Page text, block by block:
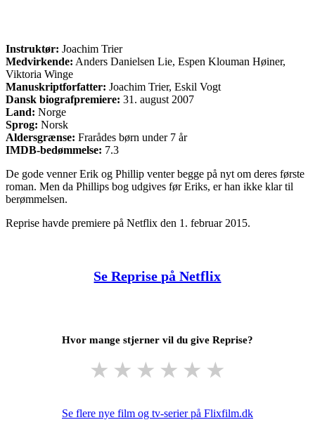
Instruktør: Joachim Trier
Medvirkende: Anders Danielsen Lie, Espen Klouman Høiner,
Viktoria Winge
Manuskriptforfatter: Joachim Trier, Eskil Vogt
Dansk biografpremiere: 31. august 2007
Land: Norge
Sprog: Norsk
Aldersgrænse: Frarådes børn under 7 år
IMDB-bedømmelse: 7.3
De gode venner Erik og Phillip venter begge på nyt om deres første
roman. Men da Phillips bog udgives før Eriks, er han ikke klar til
berømmelsen.
Reprise havde premiere på Netflix den 1. februar 2015.
Se Reprise på Netflix
Hvor mange stjerner vil du give Reprise?
★ ★ ★ ★ ★ ★
Se flere nye film og tv-serier på Flixfilm.dk